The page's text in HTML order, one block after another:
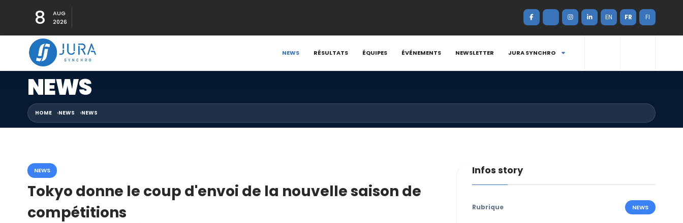
8
AUG
2026
EN FR FI
NEWS RÉSULTATS ÉQUIPES ÉVÉNEMENTS NEWSLETTER JURA SYNCHRO
NEWS
HOME NEWS NEWS
NEWS
Tokyo donne le coup d'envoi de la nouvelle saison de
compétitions
Infos story
Rubrique NEWS